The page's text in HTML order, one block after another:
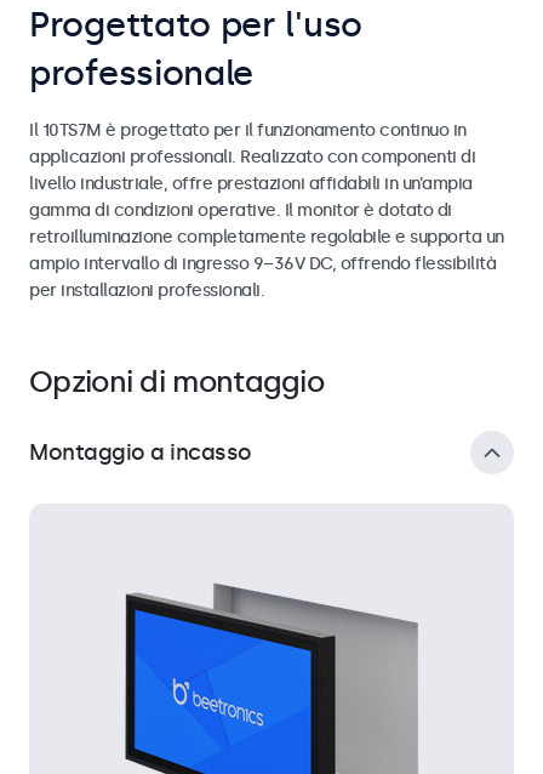
Progettato per l'uso
professionale
Il 10TS7M è progettato per il funzionamento continuo in
applicazioni professionali. Realizzato con componenti di
livello industriale, offre prestazioni affidabili in un’ampia
gamma di condizioni operative. Il monitor è dotato di
retroilluminazione completamente regolabile e supporta un
ampio intervallo di ingresso 9–36V DC, offrendo flessibilità
per installazioni professionali.
Opzioni di montaggio
Montaggio a incasso